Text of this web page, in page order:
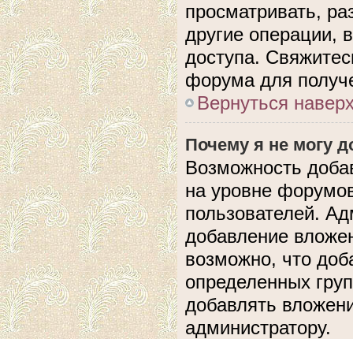
просматривать,
другие операции,
доступа.
форума для
Вернуться
Почему я не могу
Возможность
на уровне
пользователей.
добавление
возможно, что
определенных
добавлять
администратору.